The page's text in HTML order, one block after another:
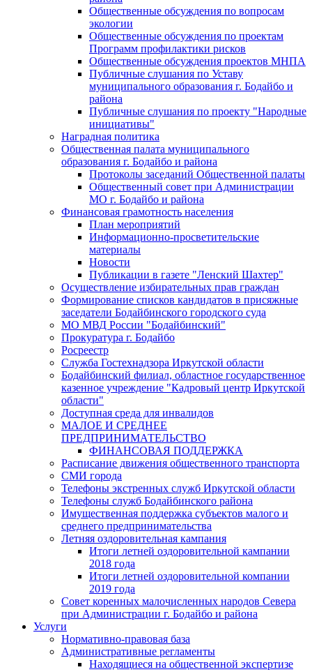
Общественные обсуждения по вопросам
экологии
Общественные обсуждения по проектам
Программ профилактики рисков
Общественные обсуждения проектов МНПА
Публичные слушания по Уставу
муниципального образования г. Бодайбо и
района
Публичные слушания по проекту "Народные
инициативы"
Наградная политика
Общественная палата муниципального
образования г. Бодайбо и района
Протоколы заседаний Общественной палаты
Общественный совет при Администрации
МО г. Бодайбо и района
Финансовая грамотность населения
План мероприятий
Информационно-просветительские
материалы
Новости
Публикации в газете "Ленский Шахтер"
Осуществление избирательных прав граждан
Формирование списков кандидатов в присяжные
заседатели Бодайбинского городского суда
МО МВД России "Бодайбинский"
Прокуратура г. Бодайбо
Росреестр
Служба Гостехнадзора Иркутской области
Бодайбинский филиал, областное государственное
казенное учреждение "Кадровый центр Иркутской
области"
Доступная среда для инвалидов
МАЛОЕ И СРЕДНЕЕ
ПРЕДПРИНИМАТЕЛЬСТВО
ФИНАНСОВАЯ ПОДДЕРЖКА
Расписание движения общественного транспорта
СМИ города
Телефоны экстренных служб Иркутской области
Телефоны служб Бодайбинского района
Имущественная поддержка субъектов малого и
среднего предпринимательства
Летняя оздоровительная кампания
Итоги летней оздоровительной кампании
2018 года
Итоги летней оздоровительной компании
2019 года
Совет коренных малочисленных народов Севера
при Администрации г. Бодайбо и района
Услуги
Нормативно-правовая база
Административные регламенты
Находящиеся на общественной экспертизе